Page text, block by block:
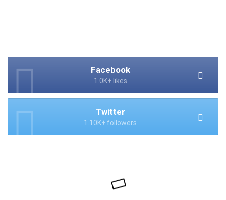
Facebook
1.0K+ likes
Twitter
1.10K+ followers